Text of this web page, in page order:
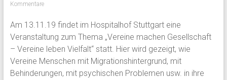
Kommentare
Am 13.11.19 findet im Hospitalhof Stuttgart eine
Veranstaltung zum Thema „Vereine machen Gesellschaft
– Vereine leben Vielfalt“ statt. Hier wird gezeigt, wie
Vereine Menschen mit Migrationshintergrund, mit
Behinderungen, mit psychischen Problemen usw. in ihre